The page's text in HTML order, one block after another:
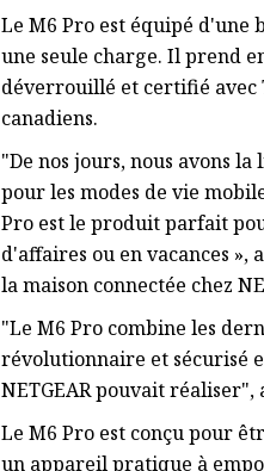
Le M6 Pro est équipé
une seule charge. Il prend
déverrouillé et certifié avec
canadiens.
"De nos jours, nous avons
pour les modes de vie
Pro est le produit parfait
d'affaires ou en vacances
la maison connectée chez
"Le M6 Pro combine les
révolutionnaire et sécurisé
NETGEAR pouvait réaliser",
Le M6 Pro est conçu pour
un appareil pratique à